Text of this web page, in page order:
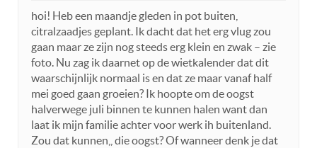
hoi! Heb een maandje gleden in pot buiten,
citralzaadjes geplant. Ik dacht dat het erg vlug zou
gaan maar ze zijn nog steeds erg klein en zwak – zie
foto. Nu zag ik daarnet op de wietkalender dat dit
waarschijnlijk normaal is en dat ze maar vanaf half
mei goed gaan groeien? Ik hoopte om de oogst
halverwege juli binnen te kunnen halen want dan
laat ik mijn familie achter voor werk ih buitenland.
Zou dat kunnen,, die oogst? Of wanneer denk je dat